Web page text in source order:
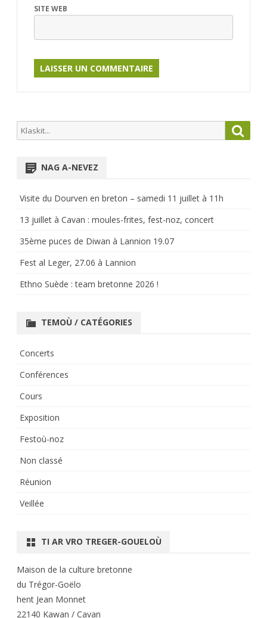
SITE WEB
Search
for:
NAG A-NEVEZ
Visite du Dourven en breton – samedi 11 juillet à 11h
13 juillet à Cavan : moules-frites, fest-noz, concert
35ème puces de Diwan à Lannion 19.07
Fest al Leger, 27.06 à Lannion
Ethno Suède : team bretonne 2026 !
TEMOÙ / CATÉGORIES
Concerts
Conférences
Cours
Exposition
Festoù-noz
Non classé
Réunion
Veillée
TI AR VRO TREGER-GOUELOÙ
Maison de la culture bretonne
du Trégor-Goëlo
hent Jean Monnet
22140 Kawan / Cavan